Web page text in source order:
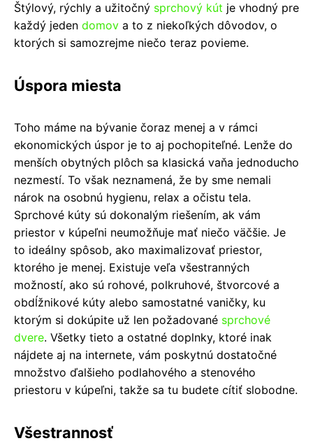
Štýlový, rýchly a užitočný sprchový kút je vhodný pre
každý jeden domov a to z niekoľkých dôvodov, o
ktorých si samozrejme niečo teraz povieme.
Úspora miesta
Toho máme na bývanie čoraz menej a v rámci
ekonomických úspor je to aj pochopiteľné. Lenže do
menších obytných plôch sa klasická vaňa jednoducho
nezmestí. To však neznamená, že by sme nemali
nárok na osobnú hygienu, relax a očistu tela.
Sprchové kúty sú dokonalým riešením, ak vám
priestor v kúpeľni neumožňuje mať niečo väčšie. Je
to ideálny spôsob, ako maximalizovať priestor,
ktorého je menej. Existuje veľa všestranných
možností, ako sú rohové, polkruhové, štvorcové a
obdĺžnikové kúty alebo samostatné vaničky, ku
ktorým si dokúpite už len požadované sprchové
dvere. Všetky tieto a ostatné doplnky, ktoré inak
nájdete aj na internete, vám poskytnú dostatočné
množstvo ďalšieho podlahového a stenového
priestoru v kúpeľni, takže sa tu budete cítiť slobodne.
Všestrannosť